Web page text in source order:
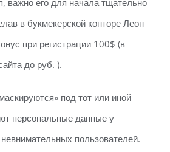
в букмекерской конторе Леон
при регистрации 100$ (в
до руб. ).
под тот или иной
персональные данные у
пользователей.